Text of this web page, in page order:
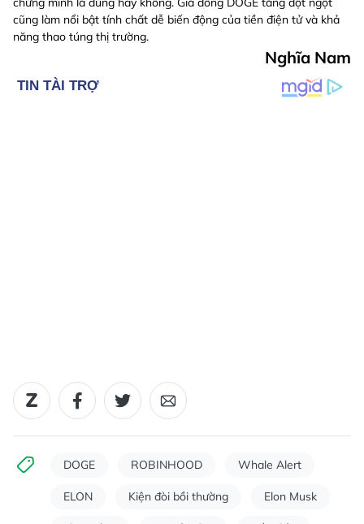
cũng làm nổi bật tính chất dễ biến động của tiền điện tử và khả
năng thao túng thị trường.
Nghĩa Nam
DOGE ROBINHOOD Whale Alert
ELON Kiện đòi bồi thường Elon Musk